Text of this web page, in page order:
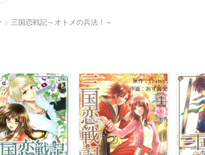
三国恋戦記～オトメの兵法！～